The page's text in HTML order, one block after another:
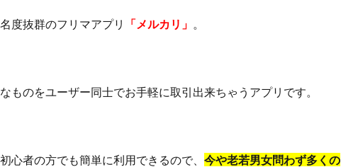
度抜群のフリマアプリ 「メルカリ」 。
ものをユーザー同士でお手軽に取引出来ちゃうアプリです。
心者の方でも簡単に利用できるので、 今や老若男女問わず多くの